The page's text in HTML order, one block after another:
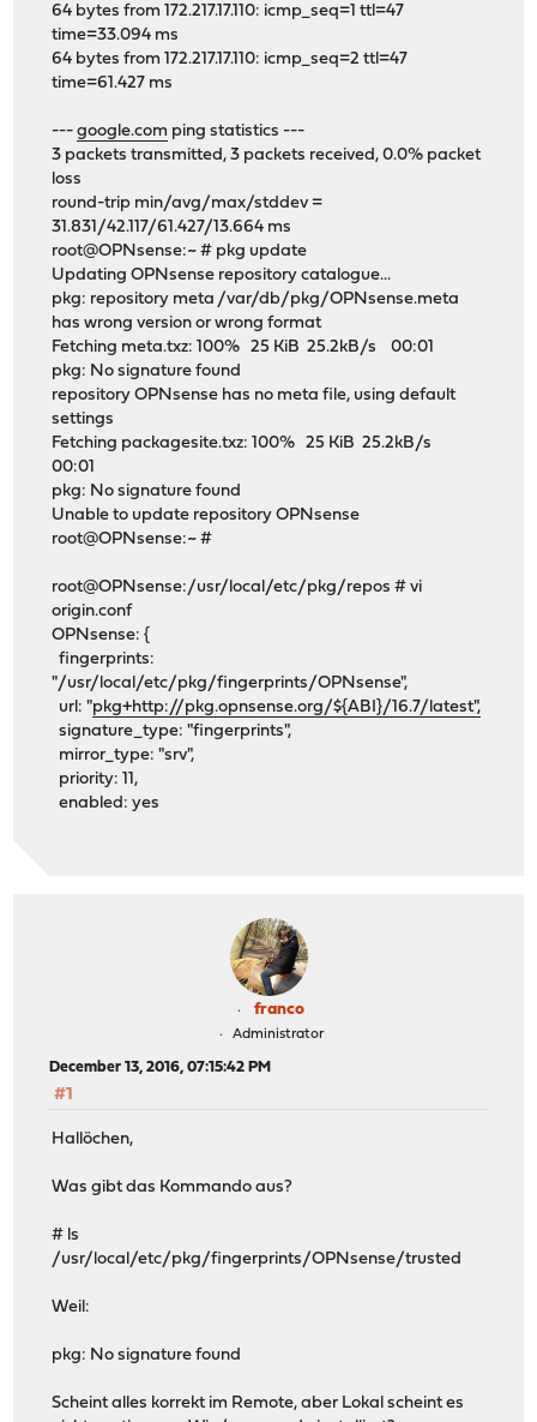
64 bytes from 172.217.17.110: icmp_seq=1 ttl=47
time=33.094 ms
64 bytes from 172.217.17.110: icmp_seq=2 ttl=47
time=61.427 ms
---google.com ping statistics ---
3 packets transmitted, 3 packets received, 0.0% packet
loss
round-trip min/avg/max/stddev =
31.831/42.117/61.427/13.664 ms
root@OPNsense:~ # pkg update
Updating OPNsense repository catalogue...
pkg: repository meta /var/db/pkg/OPNsense.meta
has wrong version or wrong format
Fetching meta.txz: 100% 25 KiB 25.2kB/s 00:01
pkg: No signature found
repository OPNsense has no meta file, using default
settings
Fetching packagesite.txz: 100% 25 KiB 25.2kB/s
00:01
pkg: No signature found
Unable to update repository OPNsense
root@OPNsense:~ #
root@OPNsense:/usr/local/etc/pkg/repos # vi
origin.conf
OPNsense: {
fingerprints:
"/usr/local/etc/pkg/fingerprints/OPNsense",
url: "pkg+http://pkg.opnsense.org/${ABI}/16.7/latest",
signature_type: "fingerprints",
mirror_type: "srv",
priority: 11,
enabled: yes
franco
Administrator
December 13, 2016, 07:15:42 PM
#1
Hallöchen,
Was gibt das Kommando aus?
# ls
/usr/local/etc/pkg/fingerprints/OPNsense/trusted
Weil:
pkg: No signature found
Scheint alles korrekt im Remote, aber Lokal scheint es